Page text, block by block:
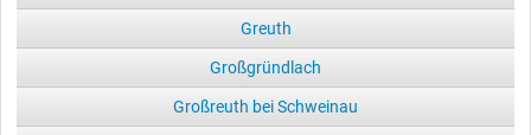
Greuth
Großgründlach
Großreuth bei Schweinau